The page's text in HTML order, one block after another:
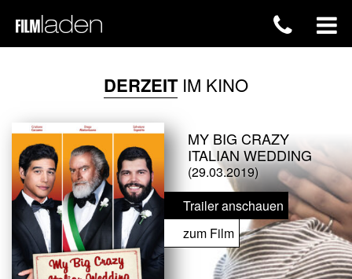
DERZEITIM KINO
MY BIG CRAZY
ITALIAN WEDDING
(29.03.2019)
Trailer anschauen
zum Film